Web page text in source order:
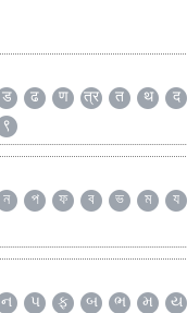
ड ढ ण त्र त थ द
९
ন প ফ ব ভ ম য
ન પ ફ બ ભ મ ય